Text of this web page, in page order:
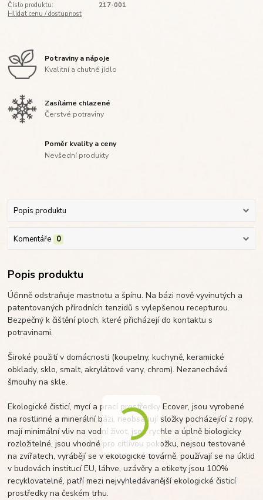
Číslo produktu:
217-001
Hlídat cenu / dostupnost
Potraviny a nápoje
Kvalitní a chutné jídlo
Zasíláme chlazené
Čerstvé potraviny
Poměr kvality a ceny
Nevšední produkty
Popis produktu
Komentáře 0
Popis produktu
Účinně odstraňuje mastnotu a špínu. Na bázi nově vyvinutých a
patentovaných přírodních tenzidů s vylepšenou recepturou.
Bezpečný k čištění ploch, které přicházejí do kontaktu s
potravinami.
Široké použití v domácnosti (koupelny, kuchyně, keramické
obklady, sklo, smalt, akrylátové vany, chrom). Nezanechává
šmouhy na skle.
Ekologické čisticí, mycí a prací prostředky Ecover, jsou vyrobené
na rostlinné a minerální bázi, neobsahují složky pocházející z ropy,
mají minimální vliv na vodní život, jsou rychle a úplně biologicky
rozložitelné, jsou vhodné pro citlivou pokožku, nejsou testované
na zvířatech, vyrábějí se v ekologické továrně, používají se na úklid
v budovách institucí EU, láhve, uzávěry a etikety jsou 100%
recyklovatelné, patří mezi nejvyhledávanější ekologické čisticí
prostředky na českém trhu.